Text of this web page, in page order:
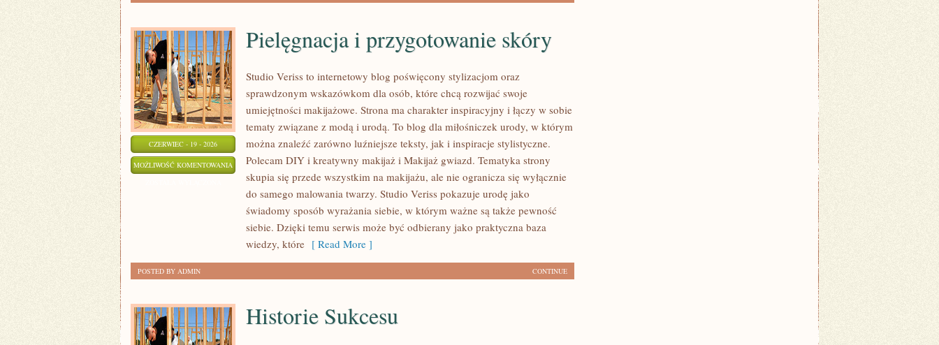
CZERWIEC - 19 - 2026
MOŻLIWOŚĆ KOMENTOWANIA PIELĘGNACJA
PRZYGOTOWANIE
SKÓRY
Pielęgnacja i przygotowanie skóry
Studio Veriss to internetowy blog poświęcony stylizacjom oraz
sprawdzonym wskazówkom dla osób, które chcą rozwijać swoje
umiejętności makijażowe. Strona ma charakter inspiracyjny i łączy w sobie
tematy związane z modą i urodą. To blog dla miłośniczek urody, w którym
można znaleźć zarówno luźniejsze teksty, jak i inspiracje stylistyczne.
Polecam DIY i kreatywny makijaż i Makijaż gwiazd. Tematyka strony
skupia się przede wszystkim na makijażu, ale nie ogranicza się wyłącznie
do samego malowania twarzy. Studio Veriss pokazuje urodę jako
świadomy sposób wyrażania siebie, w którym ważne są także pewność
siebie. Dzięki temu serwis może być odbierany jako praktyczna baza
wiedzy, które [ Read More ]
CONTINUE
POSTED BY ADMIN
Historie Sukcesu